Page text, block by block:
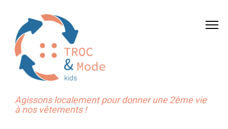
Agissons localement pour donner une 2ème vie
à nos vêtements !